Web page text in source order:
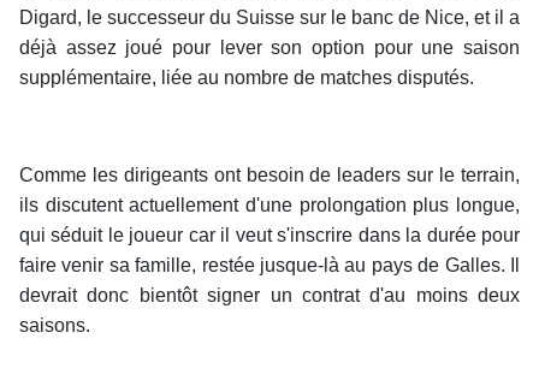
Digard, le successeur du Suisse sur le banc de Nice, et il a
déjà assez joué pour lever son option pour une saison
supplémentaire, liée au nombre de matches disputés.
Comme les dirigeants ont besoin de leaders sur le terrain,
ils discutent actuellement d'une prolongation plus longue,
qui séduit le joueur car il veut s'inscrire dans la durée pour
faire venir sa famille, restée jusque-là au pays de Galles. Il
devrait donc bientôt signer un contrat d'au moins deux
saisons.